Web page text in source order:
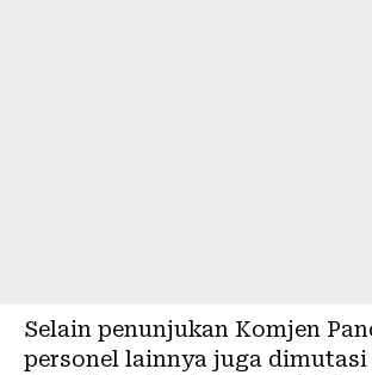
Selain penunjukan Komjen
personel lainnya juga dimutasi